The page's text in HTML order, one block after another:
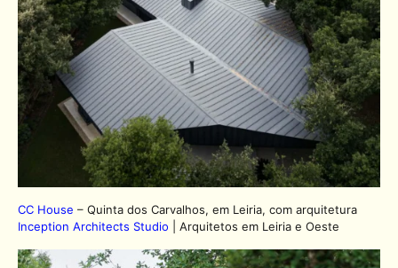
CC House – Quinta dos Carvalhos, em Leiria, com arquitetura
Inception Architects Studio | Arquitetos em Leiria e Oeste